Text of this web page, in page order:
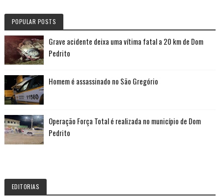
POPULAR POSTS
Grave acidente deixa uma vítima fatal a 20 km de Dom
Pedrito
Homem é assassinado no São Gregório
Operação Força Total é realizada no município de Dom
Pedrito
EDITORIAS